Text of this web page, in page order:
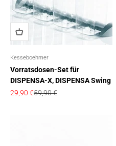
Kesseboehmer
Vorratsdosen-Set für
DISPENSA-X, DISPENSA Swing
Angebot
29,90 €Regulärer Preis
59,90 €